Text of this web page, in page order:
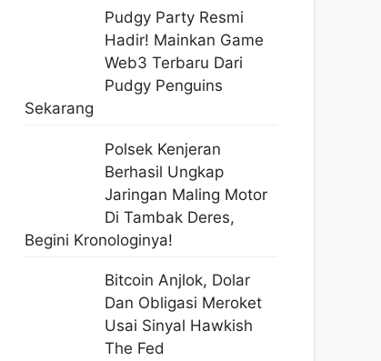
Pudgy Party Resmi
Hadir! Mainkan Game
Web3 Terbaru Dari
Pudgy Penguins
Sekarang
Polsek Kenjeran
Berhasil Ungkap
Jaringan Maling Motor
Di Tambak Deres,
Begini Kronologinya!
Bitcoin Anjlok, Dolar
Dan Obligasi Meroket
Usai Sinyal Hawkish
The Fed